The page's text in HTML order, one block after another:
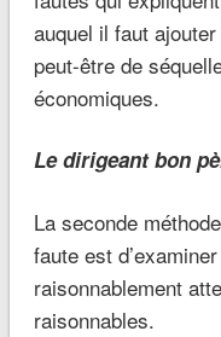
auquel il faut
peut-être de
économiques.
Le dirigeant bon
La seconde
faute est
raisonnablement
raisonnables.